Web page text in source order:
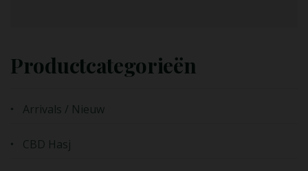
Productcategorieën
Arrivals / Nieuw
CBD Hasj